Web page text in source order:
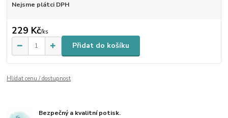
Nejsme plátci DPH
229 Kč/ks
Přidat do košíku
Hlídat cenu / dostupnost
Bezpečný a kvalitní potisk.